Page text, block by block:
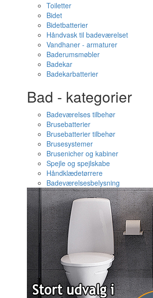
Toiletter
Bidet
Bidetbatterier
Håndvask til badeværelset
Vandhaner - armaturer
Baderumsmøbler
Badekar
Badekarbatterier
Bad - kategorier
Badeværelses tilbehør
Brusebatterier
Brusebatterier tilbehør
Brusesystemer
Brusenicher og kabiner
Spejle og spejlskabe
Håndklædetørrere
Badeværelsesbelysning